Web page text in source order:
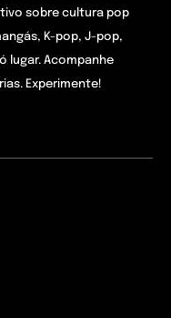
sobre cultura pop
K-pop, J-pop,
lugar. Acompanhe
Experimente!